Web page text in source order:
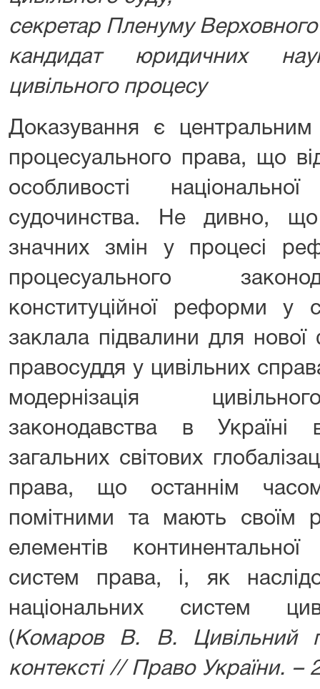
секретар Пленуму
кандидат юридичних
цивільного процесу
Доказування є центральним
процесуального права, що
особливості
судочинства. Не дивно, що
значних змін у процесі
процесуального
конституційної реформи у
заклала підвалини для нової
правосуддя у цивільних
модернізація
законодавства в Україні
загальних світових
права, що останнім
помітними та мають своїм
елементів
систем права, і, як
національних систем
(Комаров В. В. Цивільний
контексті // Право України.